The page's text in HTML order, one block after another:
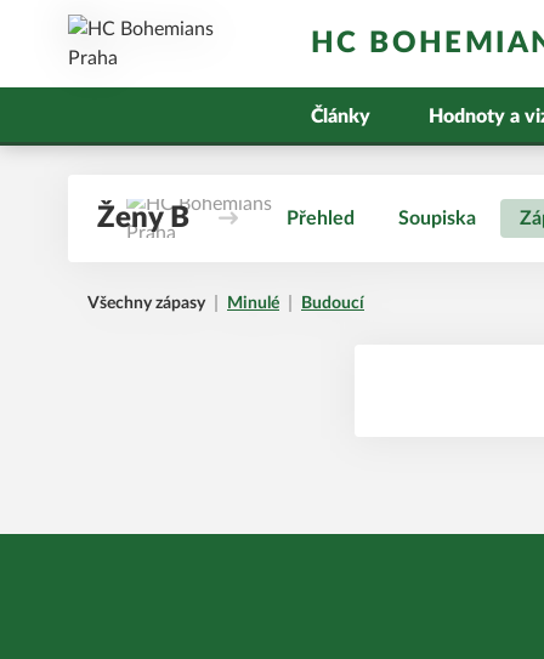
HC
Články Hodnoty a
Ženy B Přehled Soupiska
Všechny zápasy Minulé Budoucí